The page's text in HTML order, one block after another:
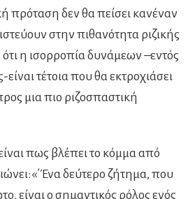
πρόταση δεν θα πείσει κανέναν
στην πιθανότητα ριζικής
η ισορροπία δυνάμεων –εντός
τέτοια που θα εκτροχιάσει
μια πιο ριζοσπαστική
πως βλέπει το κόμμα από
δεύτερο ζήτημα, που
είναι ο σημαντικός ρόλος ενός